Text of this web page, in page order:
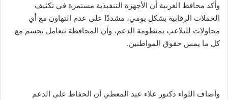
وأكد محافظ الغربية أن الأجهزة التنفيذية مستمرة في تكثيف
الحملات الرقابية بشكل يومي، مشددًا على عدم التهاون مع أي
محاولات للتلاعب بمنظومة الدعم، وأن المحافظة تتعامل بحسم مع
كل ما يمس حقوق المواطنين.
وأضاف اللواء دكتور علاء عبد المعطي أن الحفاظ على الدعم